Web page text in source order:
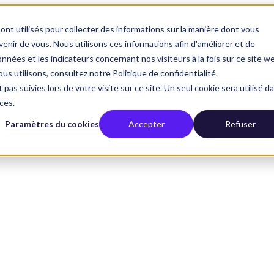
utilisés pour collecter des informations sur la manière dont vous
de vous. Nous utilisons ces informations afin d'améliorer et de
et les indicateurs concernant nos visiteurs à la fois sur ce site
utilisons, consultez notre Politique de confidentialité.
suivies lors de votre visite sur ce site. Un seul cookie sera utilisé
Paramètres du cookies Accepter Refuser